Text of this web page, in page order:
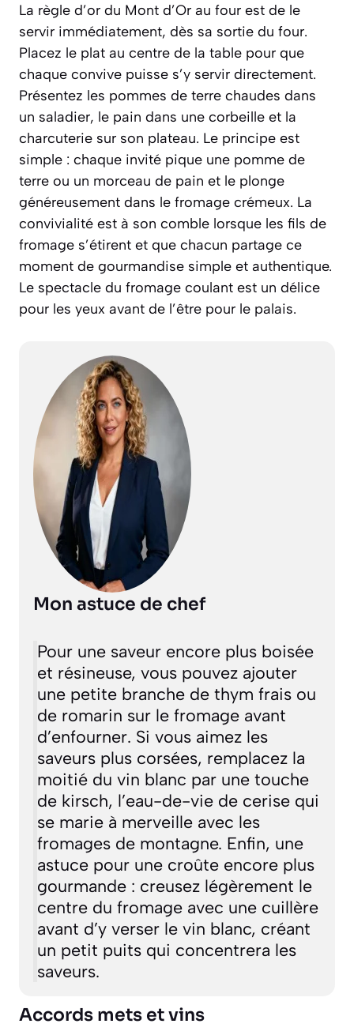
La règle d’or du Mont d’Or au four est de le
servir immédiatement, dès sa sortie du four.
Placez le plat au centre de la table pour que
chaque convive puisse s’y servir directement.
Présentez les pommes de terre chaudes dans
un saladier, le pain dans une corbeille et la
charcuterie sur son plateau. Le principe est
simple : chaque invité pique une pomme de
terre ou un morceau de pain et le plonge
généreusement dans le fromage crémeux. La
convivialité est à son comble lorsque les fils de
fromage s’étirent et que chacun partage ce
moment de gourmandise simple et authentique.
Le spectacle du fromage coulant est un délice
pour les yeux avant de l’être pour le palais.
Mon astuce de chef
Pour une saveur encore plus boisée
et résineuse, vous pouvez ajouter
une petite branche de thym frais ou
de romarin sur le fromage avant
d’enfourner. Si vous aimez les
saveurs plus corsées, remplacez la
moitié du vin blanc par une touche
de kirsch, l’eau-de-vie de cerise qui
se marie à merveille avec les
fromages de montagne. Enfin, une
astuce pour une croûte encore plus
gourmande : creusez légèrement le
centre du fromage avec une cuillère
avant d’y verser le vin blanc, créant
un petit puits qui concentrera les
saveurs.
Accords mets et vins